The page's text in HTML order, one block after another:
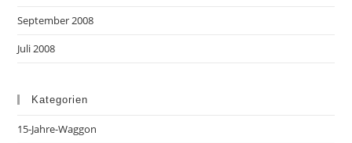
September 2008
Juli 2008
Kategorien
15-Jahre-Waggon